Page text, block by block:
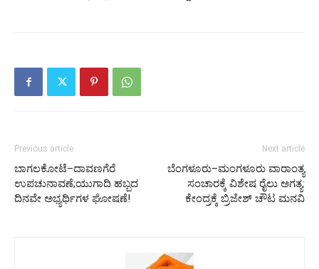
Previous article
ಬಾಗಲಕೋಟೆ–ದಾವಣಗೆರೆ
ಉಪಚುನಾವಣೆ;ಯುಗಾದಿ ಹಬ್ಬದ
ದಿನವೇ ಅಭ್ಯರ್ಥಿಗಳ ಘೋಷಣೆ!
Next article
ಬೆಂಗಳೂರು–ಮಂಗಳೂರು ವಾರಾಂತ್ಯ
ಸಂಚಾರಕ್ಕೆ ವಿಶೇಷ ರೈಲು ಅಗತ್ಯ:
ಕೇಂದ್ರಕ್ಕೆ ಬ್ರಿಜೇಶ್ ಚೌಟ ಮನವಿ